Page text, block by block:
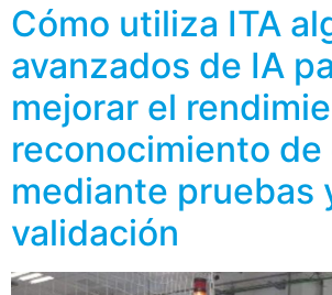
Cómo utiliza ITA
avanzados de IA
mejorar el
reconocimiento
mediante pruebas
validación